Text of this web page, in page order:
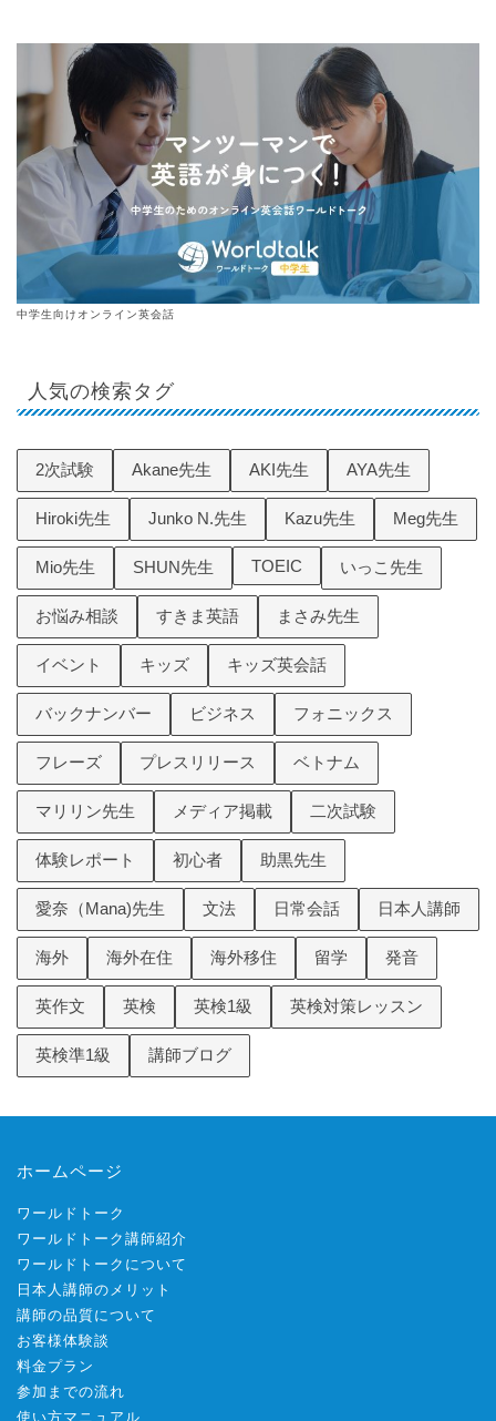
中学生向けオンライン英会話
人気の検索タグ
2次試験 Akane先生 AKI先生 AYA先生
Hiroki先生 Junko N.先生 Kazu先生 Meg先生
Mio先生 SHUN先生 TOEIC いっこ先生
お悩み相談 すきま英語 まさみ先生
イベント キッズ キッズ英会話
バックナンバー ビジネス フォニックス
フレーズ プレスリリース ベトナム
マリリン先生 メディア掲載 二次試験
体験レポート 初心者 助黒先生
愛奈（Mana)先生 文法 日常会話 日本人講師
海外 海外在住 海外移住 留学 発音
英作文 英検 英検1級 英検対策レッスン
英検準1級 講師ブログ
ホームページ
ワールドトーク
ワールドトーク講師紹介
ワールドトークについて
日本人講師のメリット
講師の品質について
お客様体験談
料金プラン
参加までの流れ
使い方マニュアル